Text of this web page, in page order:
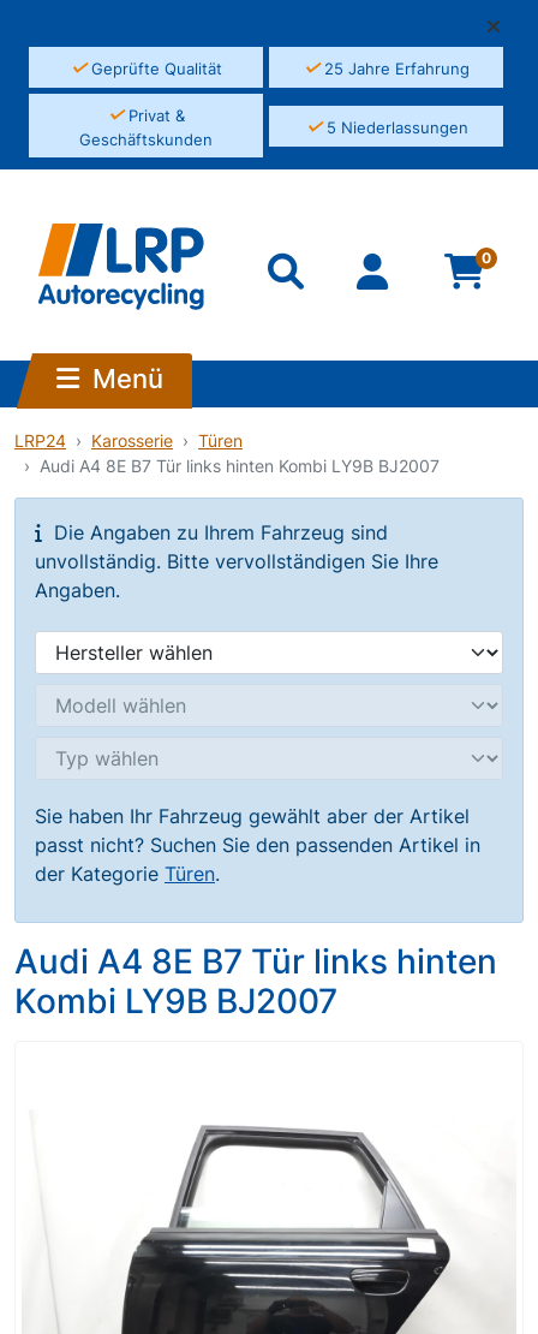
✓Geprüfte Qualität ✓25 Jahre Erfahrung
✓Privat &
Geschäftskunden
✓5 Niederlassungen
0
Menü
LRP24 Karosserie
Türen
Audi A4 8E B7 Tür links hinten Kombi LY9B BJ2007
Die Angaben zu Ihrem Fahrzeug sind
unvollständig. Bitte vervollständigen Sie Ihre
Angaben.
Sie haben Ihr Fahrzeug gewählt aber der Artikel
passt nicht? Suchen Sie den passenden Artikel in
der Kategorie Türen.
Audi A4 8E B7 Tür links hinten
Kombi LY9B BJ2007